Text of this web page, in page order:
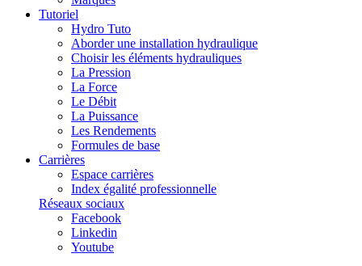
Tutoriel
Hydro Tuto
Aborder une installation hydraulique
Choisir les éléments hydrauliques
La Pression
La Force
Le Débit
La Puissance
Les Rendements
Formules de base
Carrières
Espace carrières
Index égalité professionnelle
Réseaux sociaux
Facebook
Linkedin
Youtube